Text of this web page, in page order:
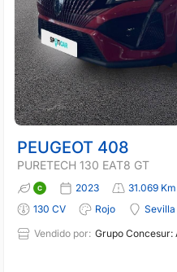
PEUGEOT 408
PURETECH 130 EAT8 GT
2023 31.069 Km
130 CV
Rojo
Sevilla
Vendido por: Grupo Concesur: